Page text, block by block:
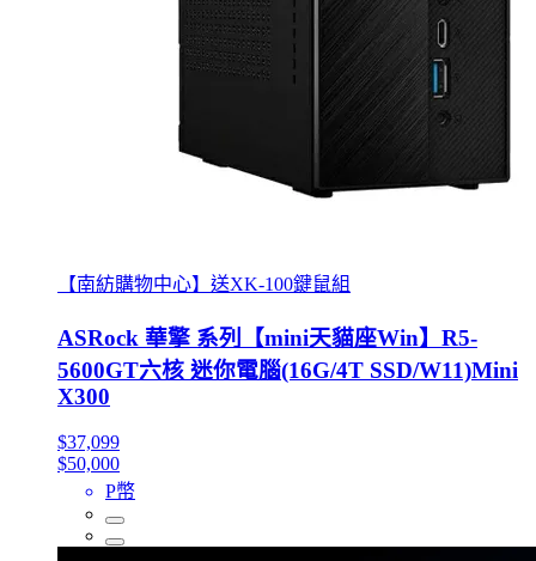
【南紡購物中心】送XK-100鍵鼠組
ASRock 華擎 系列【mini天貓座Win】R5-
5600GT六核 迷你電腦(16G/4T SSD/W11)Mini
X300
$37,099
$50,000
P幣